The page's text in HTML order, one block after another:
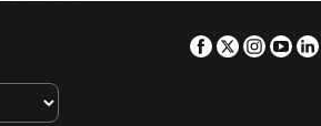
Facebook
Twitter